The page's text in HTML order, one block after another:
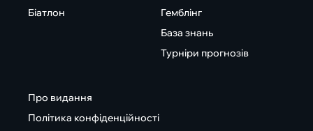
Біатлон
Гемблінг
База знань
Турніри прогнозів
Про видання
Політика конфіденційності